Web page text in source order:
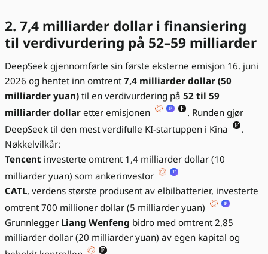
2. 7,4 milliarder dollar i finansiering
til verdivurdering på 52–59 milliarder
DeepSeek gjennomførte sin første eksterne emisjon 16. juni
2026 og hentet inn omtrent7,4 milliarder dollar (50
milliarder yuan) til en verdivurdering på 52 til 59
milliarder dollar etter emisjonen
. Runden gjør
DeepSeek til den mest verdifulle KI-startuppen i Kina
.
Nøkkelvilkår:
Tencent investerte omtrent 1,4 milliarder dollar (10
milliarder yuan) som ankerinvestor
CATL, verdens største produsent av elbilbatterier, investerte
omtrent 700 millioner dollar (5 milliarder yuan)
Grunnlegger Liang Wenfeng bidro med omtrent 2,85
milliarder dollar (20 milliarder yuan) av egen kapital og